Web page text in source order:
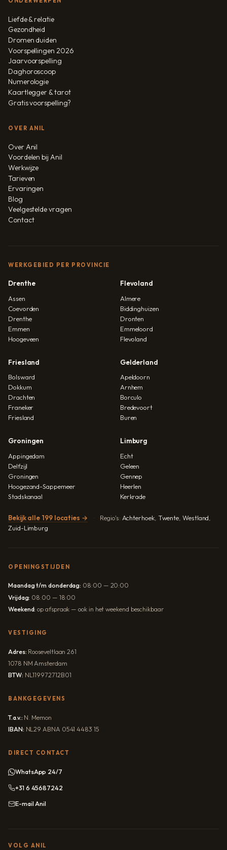
Liefde & relatie
Gezondheid
Dromen duiden
Voorspellingen 2026
Jaarvoorspelling
Daghoroscoop
Numerologie
Kaartlegger & tarot
Gratis voorspelling?
OVER ANIL
Over Anil
Voordelen bij Anil
Werkwijze
Tarieven
Ervaringen
Blog
Veelgestelde vragen
Contact
WERKGEBIED PER PROVINCIE
Drenthe
Assen
Coevorden
Drenthe
Emmen
Hoogeveen
Flevoland
Almere
Biddinghuizen
Dronten
Emmeloord
Flevoland
Friesland
Bolsward
Dokkum
Drachten
Franeker
Friesland
Gelderland
Apeldoorn
Arnhem
Borculo
Bredevoort
Buren
Groningen
Appingedam
Delfzijl
Groningen
Hoogezand-Sappemeer
Stadskanaal
Limburg
Echt
Geleen
Gennep
Heerlen
Kerkrade
Bekijk alle 199 locaties → Regio's: Achterhoek, Twente Westland
Zuid-Limburg
OPENINGSTIJDEN
Maandag t/m donderdag: 08:00 — 20:00
Vrijdag: 08:00 — 18:00
Weekend: op afspraak — ook in het weekend beschikbaar
VESTIGING
Adres: Rooseveltlaan 261
1078 NM Amsterdam
BTW: NL119972712B01
BANKGEGEVENS
T.a.v.: N. Memon
IBAN: NL29 ABNA 0541 4483 15
DIRECT CONTACT
WhatsApp 24/7
+31 6 45687242
E-mail Anil
VOLG ANIL